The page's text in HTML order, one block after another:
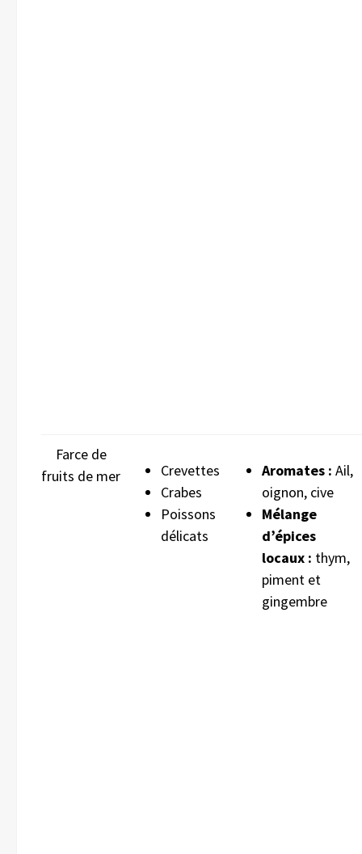
Farce de
fruits de mer
Crevettes
Crabes
Poissons
délicats
Aromates : Ail,
oignon, cive
Mélange
d’épices
locaux : thym,
piment et
gingembre